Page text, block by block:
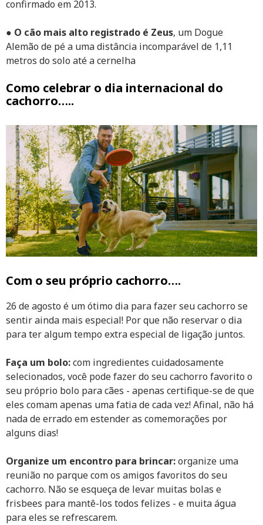
confirmado em 2013.
● O cão mais alto registrado é Zeus, um Dogue
Alemão de pé a uma distância incomparável de 1,11
metros do solo até a cernelha
Como celebrar o dia internacional do
cachorro…..
Com o seu próprio cachorro….
26 de agosto é um ótimo dia para fazer seu cachorro se
sentir ainda mais especial! Por que não reservar o dia
para ter algum tempo extra especial de ligação juntos.
Faça um bolo:com ingredientes cuidadosamente
selecionados, você pode fazer do seu cachorro favorito o
seu próprio bolo para cães - apenas certifique-se de que
eles comam apenas uma fatia de cada vez! Afinal, não há
nada de errado em estender as comemorações por
alguns dias!
Organize um encontro para brincar:organize uma
reunião no parque com os amigos favoritos do seu
cachorro. Não se esqueça de levar muitas bolas e
frisbees para mantê-los todos felizes - e muita água
para eles se refrescarem.